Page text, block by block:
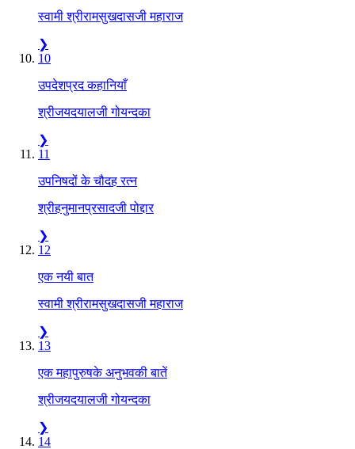
स्वामी श्रीरामसुखदासजी महाराज
❯
10
उपदेशप्रद कहानियाँ
श्रीजयदयालजी गोयन्दका
❯
11
उपनिषदों के चौदह रत्न
श्रीहनुमानप्रसादजी पोद्दार
❯
12
एक नयी बात
स्वामी श्रीरामसुखदासजी महाराज
❯
13
एक महापुरुषके अनुभवकी बातें
श्रीजयदयालजी गोयन्दका
❯
14